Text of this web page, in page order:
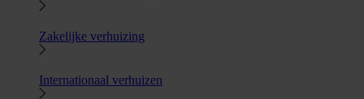
Zakelijke verhuizing
Internationaal verhuizen